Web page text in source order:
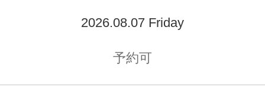
2026.08.07 Friday
予約可